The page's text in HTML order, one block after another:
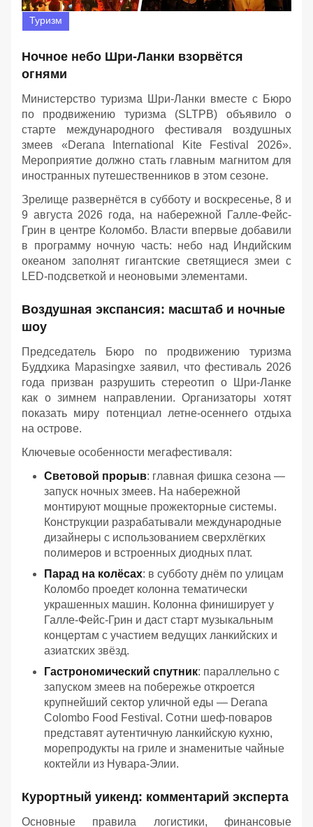
Туризм
Ночное небо Шри-Ланки взорвётся
огнями
Министерство туризма Шри-Ланки вместе с Бюро
по продвижению туризма (SLTPB) объявило о
старте международного фестиваля воздушных
змеев «Derana International Kite Festival 2026».
Мероприятие должно стать главным магнитом для
иностранных путешественников в этом сезоне.
Зрелище развернётся в субботу и воскресенье, 8 и
9 августа 2026 года, на набережной Галле-Фейс-
Грин в центре Коломбо. Власти впервые добавили
в программу ночную часть: небо над Индийским
океаном заполнят гигантские светящиеся змеи с
LED-подсветкой и неоновыми элементами.
Воздушная экспансия: масштаб и ночные
шоу
Председатель Бюро по продвижению туризма
Буддхика Марasingхе заявил, что фестиваль 2026
года призван разрушить стереотип о Шри-Ланке
как о зимнем направлении. Организаторы хотят
показать миру потенциал летне-осеннего отдыха
на острове.
Ключевые особенности мегафестиваля:
Световой прорыв: главная фишка сезона —
запуск ночных змеев. На набережной
монтируют мощные прожекторные системы.
Конструкции разрабатывали международные
дизайнеры с использованием сверхлёгких
полимеров и встроенных диодных плат.
Парад на колёсах: в субботу днём по улицам
Коломбо проедет колонна тематически
украшенных машин. Колонна финиширует у
Галле-Фейс-Грин и даст старт музыкальным
концертам с участием ведущих ланкийских и
азиатских звёзд.
Гастрономический спутник: параллельно с
запуском змеев на побережье откроется
крупнейший сектор уличной еды — Derana
Colombo Food Festival. Сотни шеф-поваров
представят аутентичную ланкийскую кухню,
морепродукты на гриле и знаменитые чайные
коктейли из Нувара-Элии.
Курортный уикенд: комментарий эксперта
Основные правила логистики, финансовые